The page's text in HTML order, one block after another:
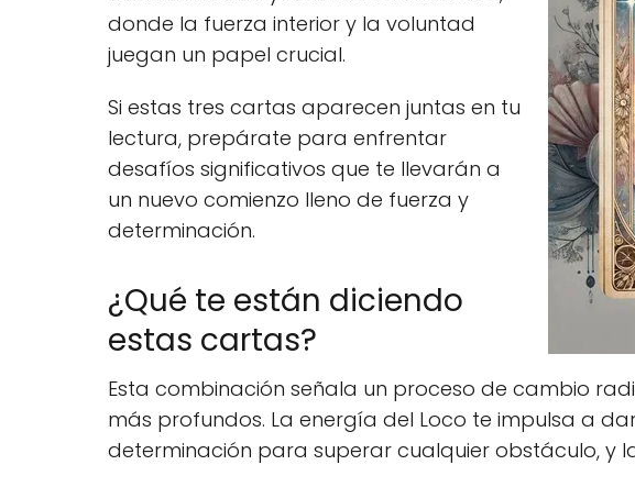
donde la fuerza interior y la voluntad
juegan un papel crucial.
Si estas tres cartas aparecen juntas en tu
lectura, prepárate para enfrentar
desafíos significativos que te llevarán a
un nuevo comienzo lleno de fuerza y
determinación.
¿Qué te están diciendo
estas cartas?
Esta combinación señala un proceso de cambio
más profundos. La energía del Loco te impulsa a
determinación para superar cualquier obstáculo, y